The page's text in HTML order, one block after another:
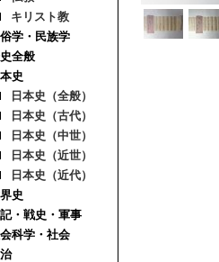
キリスト教
学・民族学
全般
史
日本史（全般）
日本史（古代）
日本史（中世）
日本史（近世）
日本史（近代）
史
・戦史・軍事
科学・社会